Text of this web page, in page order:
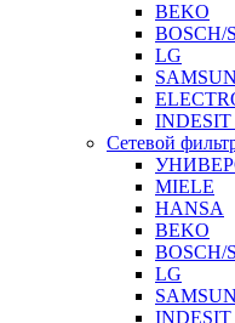
BEKO
BOSCH/
LG
INDESIT
Сетевой
MIELE
HANSA
BEKO
BOSCH/
LG
INDESIT